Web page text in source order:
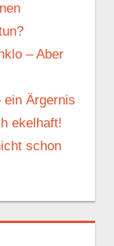
– Aber
ein Ärgernis
ekelhaft!
schon